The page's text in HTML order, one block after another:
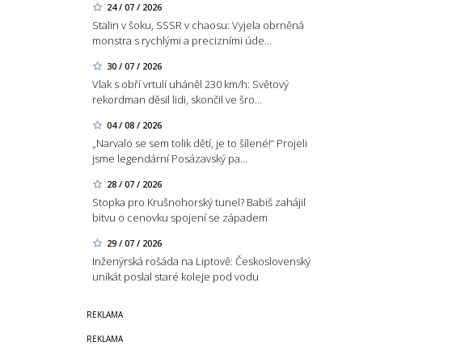
24 / 07 / 2026
Stalin v šoku, SSSR v chaosu: Vyjela obrněná
monstra s rychlými a precizními úde…
30 / 07 / 2026
Vlak s obří vrtulí uháněl 230 km/h: Světový
rekordman děsil lidi, skončil ve šro…
04 / 08 / 2026
„Narvalo se sem tolik dětí, je to šílené!“ Projeli
jsme legendární Posázavský pa…
28 / 07 / 2026
Stopka pro Krušnohorský tunel? Babiš zahájil
bitvu o cenovku spojení se západem
29 / 07 / 2026
Inženýrská rošáda na Liptově: Československý
unikát poslal staré koleje pod vodu